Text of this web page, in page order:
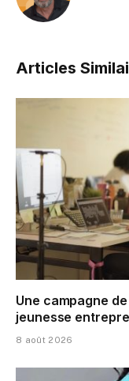
Articles
Une campagne
jeunesse
8 août 2026